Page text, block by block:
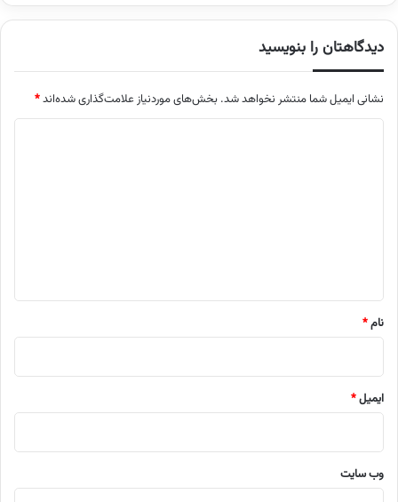
دیدگاهتان را بنویسید
نشانی ایمیل شما منتشر نخواهد شد. بخش‌های موردنیاز علامت‌گذاری شده‌اند*
نام*
ایمیل*
وب‌ سایت